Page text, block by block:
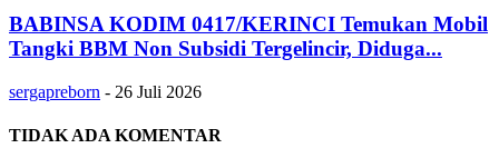
BABINSA KODIM 0417/KERINCI Temukan Mobil
Tangki BBM Non Subsidi Tergelincir, Diduga...
sergapreborn - 26 Juli 2026
TIDAK ADA KOMENTAR